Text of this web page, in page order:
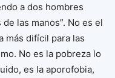
a dos hombres
las manos”. No es el
más difícil para las
No es la pobreza lo
es la aporofobia,